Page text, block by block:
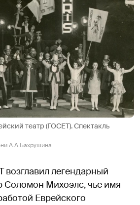
театр (ГОСЕТ). Спектакль
А.А.Бахрушина
возглавил легендарный
Соломон Михоэлс, чье имя
Еврейского